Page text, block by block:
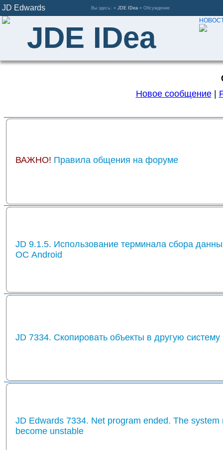
JD Edwards Вы здесь: » JDE IDea » Обсуждение
JDE IDea
Новое сообщение|
ВАЖНО! Правила общения на форуме
JD 9.1.5. Использование терминала сбора
ОС Android
JD 7334. Скопировать объекты в другую систему
JD Edwards 7334. Net program ended. The system
become unstable